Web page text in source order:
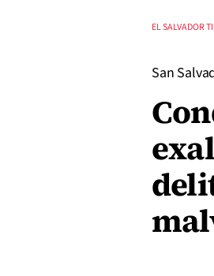
EL SALVADOR
San